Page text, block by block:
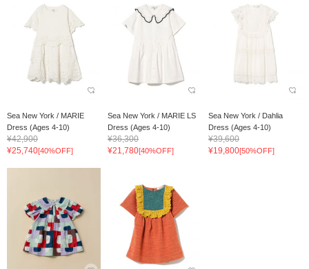
Sea New York / MARIE
Dress (Ages 4-10)
¥42,900
¥25,740[40%OFF]
Sea New York / MARIE LS
Dress (Ages 4-10)
¥36,300
¥21,780[40%OFF]
Sea New York / Dahlia
Dress (Ages 4-10)
¥39,600
¥19,800[50%OFF]